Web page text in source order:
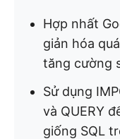
Hợp nhất
giản hóa
tăng cường
Sử dụng
và QUERY
giống SQL